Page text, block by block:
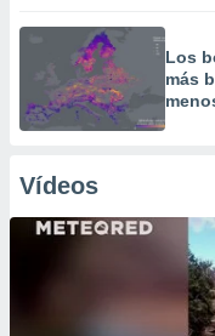
Los
más
Vídeos